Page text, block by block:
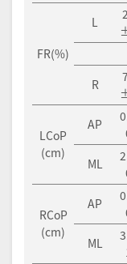
FR(%)
L
R
LCoP
(cm)
AP
ML
RCoP
(cm)
AP
ML